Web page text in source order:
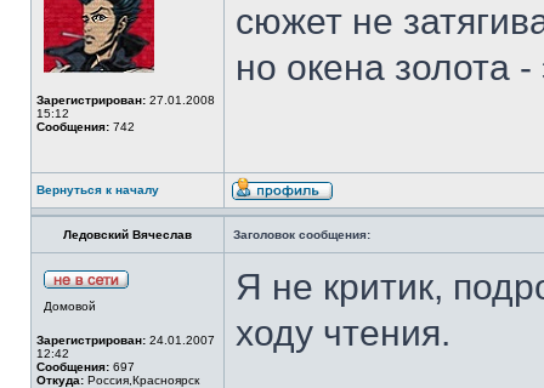
Зарегистрирован: 27.01.2008
15:12
Сообщения: 742
сюжет не
но окена золота -
Вернуться к началу
Ледовский Вячеслав Заголовок сообщения:
Домовой
Зарегистрирован: 24.01.2007
12:42
Сообщения: 697
Откуда: Россия,Красноярск
Я не критик,
ходу чтения.